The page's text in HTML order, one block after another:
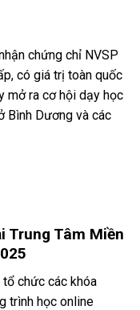
chứng chỉ NVSP
có giá trị toàn quốc
mở ra cơ hội dạy học
Bình Dương và các
Trung Tâm Miền
tổ chức các khóa
trình học online